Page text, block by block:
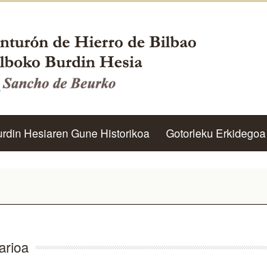
Hesiaren Gune Historikoa Gotorleku Erkidegoa